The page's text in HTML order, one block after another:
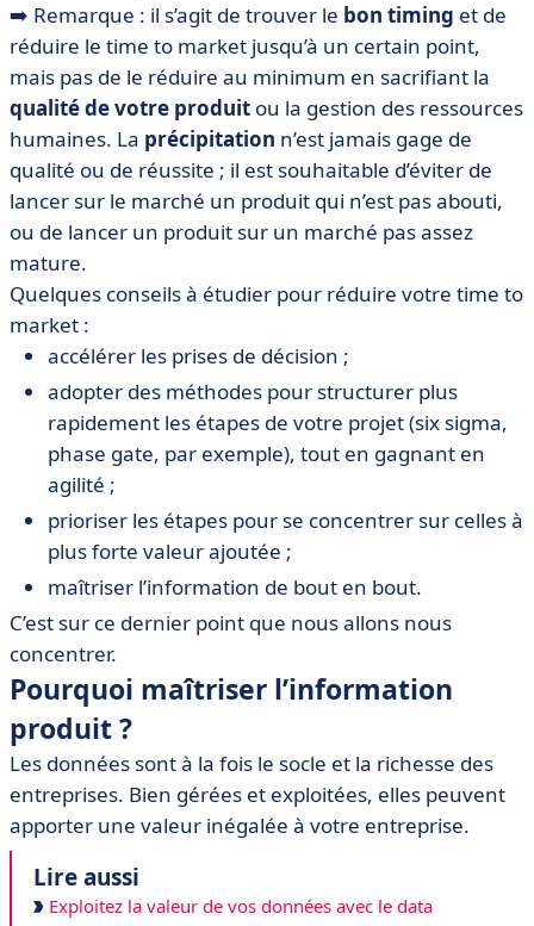
➡️ Remarque : il s’agit de trouver le bon timing et de
réduire le time to market jusqu’à un certain point,
mais pas de le réduire au minimum en sacrifiant la
qualité de votre produit ou la gestion des ressources
humaines. La précipitation n’est jamais gage de
qualité ou de réussite ; il est souhaitable d’éviter de
lancer sur le marché un produit qui n’est pas abouti,
ou de lancer un produit sur un marché pas assez
mature.
Quelques conseils à étudier pour réduire votre time to
market :
accélérer les prises de décision ;
adopter des méthodes pour structurer plus
rapidement les étapes de votre projet (six sigma,
phase gate, par exemple), tout en gagnant en
agilité ;
prioriser les étapes pour se concentrer sur celles à
plus forte valeur ajoutée ;
maîtriser l’information de bout en bout.
C’est sur ce dernier point que nous allons nous
concentrer.
Pourquoi maîtriser l’information
produit ?
Les données sont à la fois le socle et la richesse des
entreprises. Bien gérées et exploitées, elles peuvent
apporter une valeur inégalée à votre entreprise.
Lire aussi
Exploitez la valeur de vos données avec le data